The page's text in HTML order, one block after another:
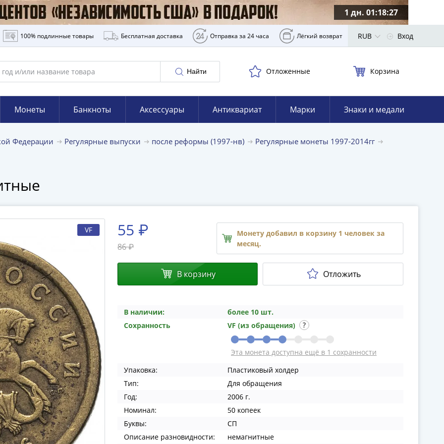
1 дн. 01:18:26
100% подлинные товары Бесплатная доставка Отправка за 24 часа Лёгкий возврат RUB Вход
Найти Отложенные Корзина
Монеты Банкноты Аксессуары Антиквариат Марки Знаки и медали
Федерации Регулярные выпуски после реформы (1997-нв) Регулярные монеты 1997-2014гг
VF 55 ₽
86 ₽
Монету добавил в корзину 1 человек за
месяц.
В наличии:
более 10 шт.
Сохранность
VF (из обращения)
Эта монета доступна ещё в 1 сохранности
Упаковка:
Пластиковый холдер
Тип:
Для обращения
Год:
2006 г.
Номинал:
50 копеек
Буквы:
СП
Описание разновидности:
немагнитные
В корзину Отложить